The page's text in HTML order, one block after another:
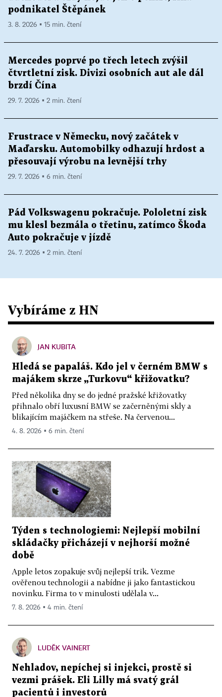
podnikatel Štěpánek
3. 8. 2026 ▪ 15 min. čtení
Mercedes poprvé po třech letech zvýšil
čtvrtletní zisk. Divizi osobních aut ale dál
brzdí Čína
29. 7. 2026 ▪ 2 min. čtení
Frustrace v Německu, nový začátek v
Maďarsku. Automobilky odhazují hrdost a
přesouvají výrobu na levnější trhy
29. 7. 2026 ▪ 6 min. čtení
Pád Volkswagenu pokračuje. Pololetní zisk
mu klesl bezmála o třetinu, zatímco Škoda
Auto pokračuje v jízdě
24. 7. 2026 ▪ 2 min. čtení
Vybíráme z HN
JAN KUBITA
Hledá se papaláš. Kdo jel v černém BMW s
majákem skrze „Turkovu“ křižovatku?
Před několika dny se do jedné pražské křižovatky
přihnalo obří luxusní BMW se začerněnými skly a
blikajícím majáčkem na střeše. Na červenou...
4. 8. 2026 ▪ 6 min. čtení
Týden s technologiemi: Nejlepší mobilní
skládačky přicházejí v nejhorší možné
době
Apple letos zopakuje svůj nejlepší trik. Vezme
ověřenou technologii a nabídne ji jako fantastickou
novinku. Firma to v minulosti udělala v...
7. 8. 2026 ▪ 4 min. čtení
LUDĚK VAINERT
Nehladov, nepíchej si injekci, prostě si
vezmi prášek. Eli Lilly má svatý grál
pacientů i investorů